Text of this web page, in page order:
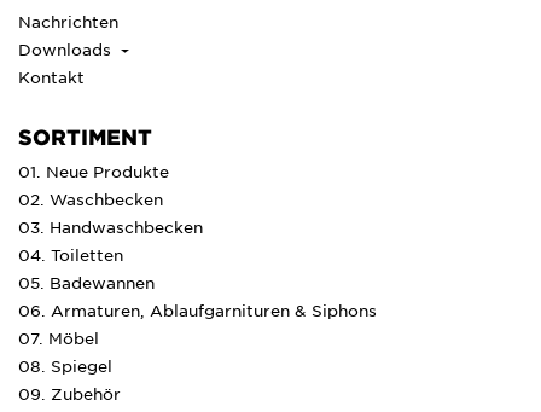
Nachrichten
Downloads
Kontakt
SORTIMENT
01. Neue Produkte
02. Waschbecken
03. Handwaschbecken
04. Toiletten
05. Badewannen
06. Armaturen, Ablaufgarnituren & Siphons
07. Möbel
08. Spiegel
09. Zubehör